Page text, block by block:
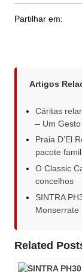
Partilhar em:
Artigos
Cáritas
– Um
Praia D’El
pacote
O Classic
concelhos
SINTRA
Monserrate
Related